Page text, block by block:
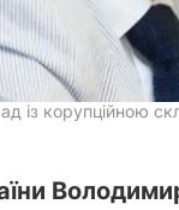
із корупційною